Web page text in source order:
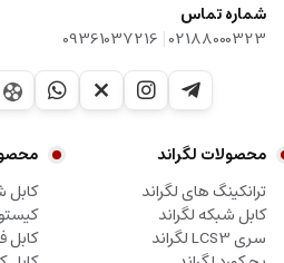
شماره تماس
02188000323
|
09361037216
محصولات لگراند
ترانکینگ های لگراند
کابل شبکه لگراند
سری LCS3 لگراند
کابل
کابل